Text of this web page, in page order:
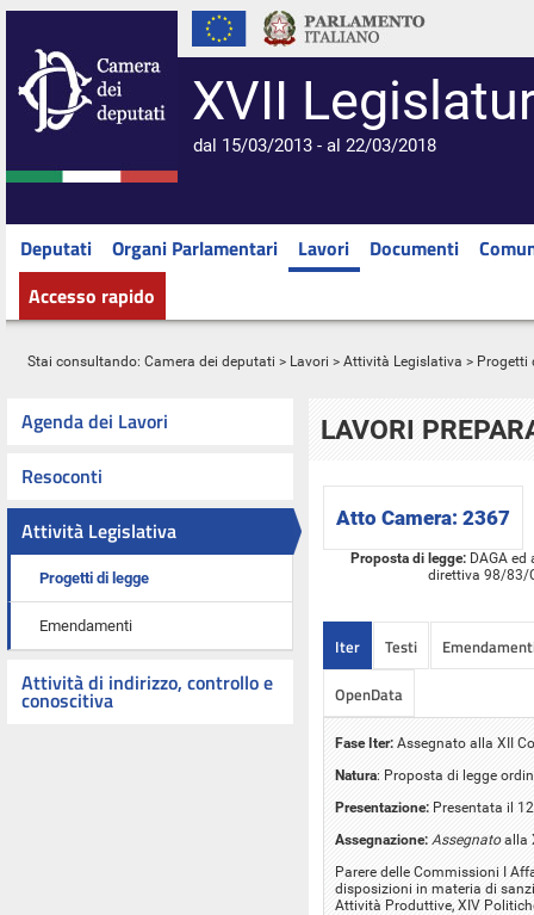
XVII
dal 15/03/2013 - al 22/03/2018
Deputati Organi Parlamentari Lavori Documenti
Accesso rapido
Stai consultando: Camera dei deputati > Lavori > Attività Legislativa > Progetti
Agenda dei Lavori
Resoconti
Attività Legislativa
Progetti di legge
Emendamenti
Attività di indirizzo, controllo e
conoscitiva
LAVORI
Atto Camera: 2367
Proposta di legge:DAGA ed
direttiva 98/83/
Iter Testi
OpenData
Fase Iter: Assegnato alla XII
Natura: Proposta di legge
Presentazione: Presentata il
Assegnazione: Assegnatoalla
Parere delle Commissioni I
disposizioni in materia di
Attività Produttive, XIV